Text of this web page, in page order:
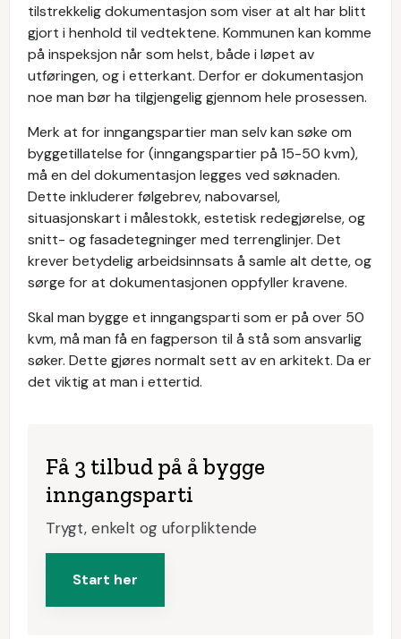
tilstrekkelig dokumentasjon som viser at alt har blitt
gjort i henhold til vedtektene. Kommunen kan komme
på inspeksjon når som helst, både i løpet av
utføringen, og i etterkant. Derfor er dokumentasjon
noe man bør ha tilgjengelig gjennom hele prosessen.
Merk at for inngangspartier man selv kan søke om
byggetillatelse for (inngangspartier på 15-50 kvm),
må en del dokumentasjon legges ved søknaden.
Dette inkluderer følgebrev, nabovarsel,
situasjonskart i målestokk, estetisk redegjørelse, og
snitt- og fasadetegninger med terrenglinjer. Det
krever betydelig arbeidsinnsats å samle alt dette, og
sørge for at dokumentasjonen oppfyller kravene.
Skal man bygge et inngangsparti som er på over 50
kvm, må man få en fagperson til å stå som ansvarlig
søker. Dette gjøres normalt sett av en arkitekt. Da er
det viktig at man i ettertid.
Få 3 tilbud på å bygge
inngangsparti
Trygt, enkelt og uforpliktende
Start her